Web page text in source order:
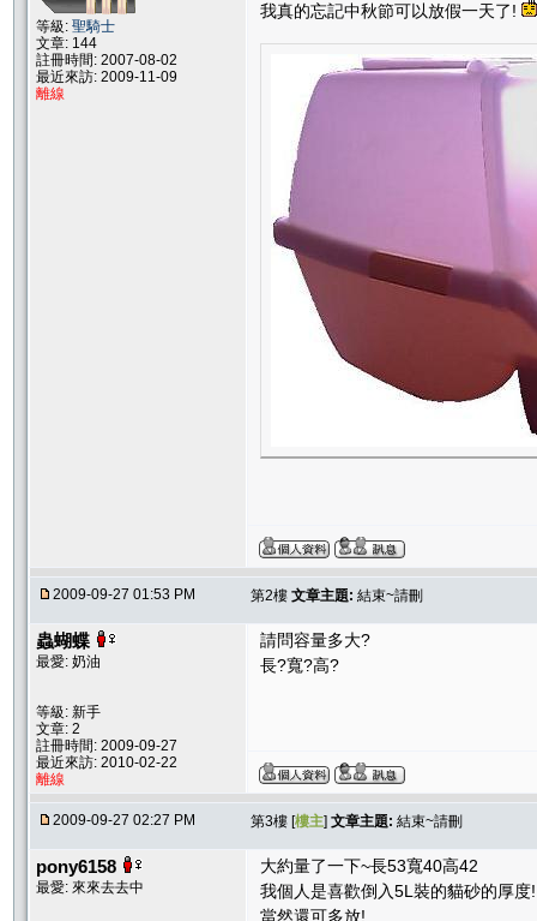
等級: 聖騎士
文章: 144
註冊時間: 2007-08-02
最近來訪: 2009-11-09
離線
我真的忘記中秋節可以放假一天了!
2009-09-27 01:53 PM 第2樓 文章主題: 結束~請刪
蟲蝴蝶
最愛: 奶油
等級: 新手
文章: 2
註冊時間: 2009-09-27
最近來訪: 2010-02-22
離線
請問容量多大?
長?寬?高?
2009-09-27 02:27 PM 第3樓 [樓主] 文章主題: 結束~請刪
pony6158
最愛: 來來去去中
大約量了一下~長53寬40高42
我個人是喜歡倒入5L裝的貓砂的厚度!
當然還可多放!